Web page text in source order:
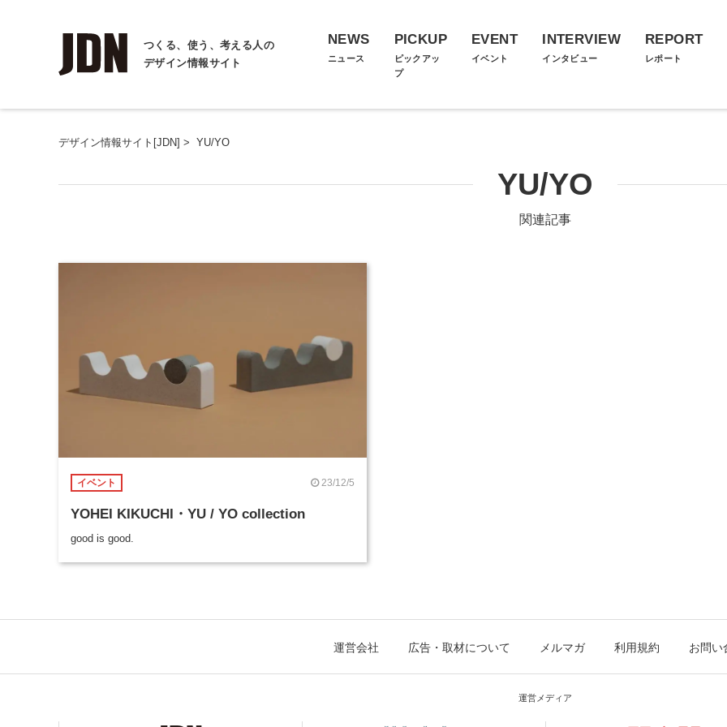
つくる、使う、考える人の
デザイン情報サイト
NEWS
ニュース
PICKUP
ピックアッ
プ
EVENT
イベント
INTERVIEW
インタビュー
REPORT
レポート
デザイン情報サイト[JDN] > YU/YO
YU/YO
関連記事
イベント 23/12/5
YOHEI KIKUCHI・YU / YO collection
good is good.
運営会社 広告・取材について メルマガ 利用規約 お問い
運営メディア